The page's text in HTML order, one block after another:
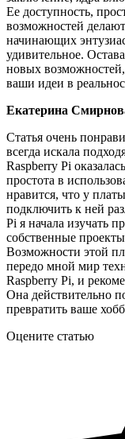
Ее доступность,
возможностей
начинающих
удивительное.
новых
ваши идеи в
Екатерина
Статья очень
всегда искала
Raspberry Pi
простота в
нравится, что у
подключить к ней
Pi я начала изучать
собственные
Возможности этой
передо мной мир
Raspberry Pi, и
Она действительно
превратить ваше
Оцените статью